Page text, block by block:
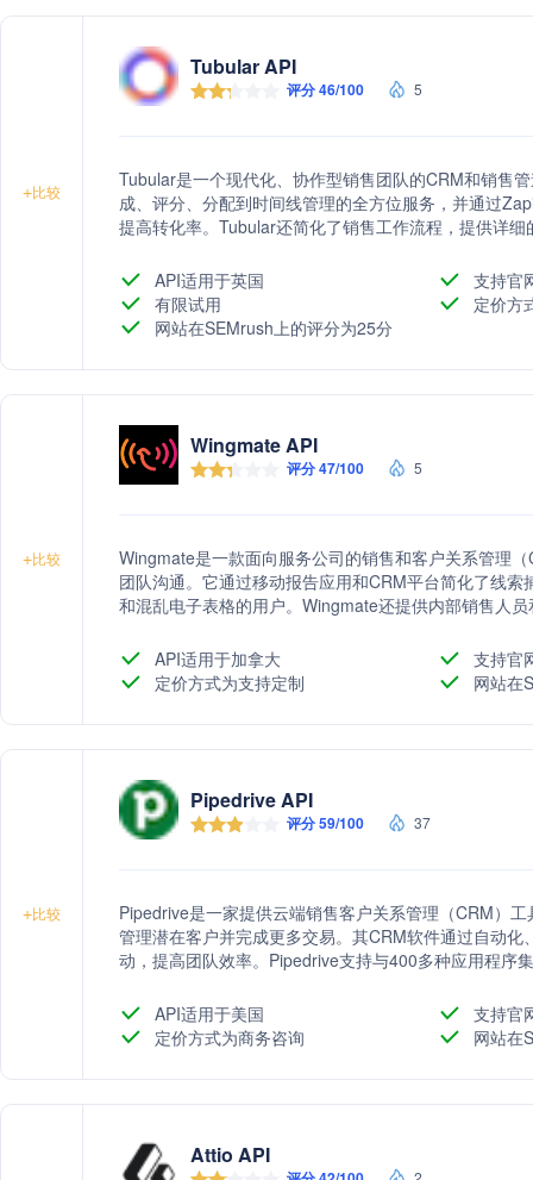
+比较
Tubular API
评分 46/100 5
Tubular是一个现代化、协作型销售团队的CRM和销售
成、评分、分配到时间线管理的全方位服务，并通过
提高转化率。Tubular还简化了销售工作流程，提供详
能，帮助管理循环收入、支付计划，并预测和预测收入
API适用于英国
支持官
有限试用
定价方
网站在SEMrush上的评分为25分
+比较
Wingmate API
评分 47/100 5
Wingmate是一款面向服务公司的销售和客户关系管理
团队沟通。它通过移动报告应用和CRM平台简化了线
和混乱电子表格的用户。Wingmate还提供内部销售人
API适用于加拿大
支持官
定价方式为支持定制
网站在
+比较
Pipedrive API
评分 59/100 37
Pipedrive是一家提供云端销售客户关系管理（CRM）
管理潜在客户并完成更多交易。其CRM软件通过自动
动，提高团队效率。Pipedrive支持与400多种应用程序
业用户。API适用于美国
支持官
定价方式为商务咨询
网站在
Attio API